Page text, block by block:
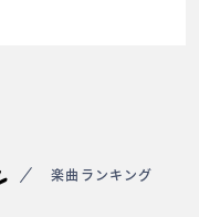
楽曲ランキング